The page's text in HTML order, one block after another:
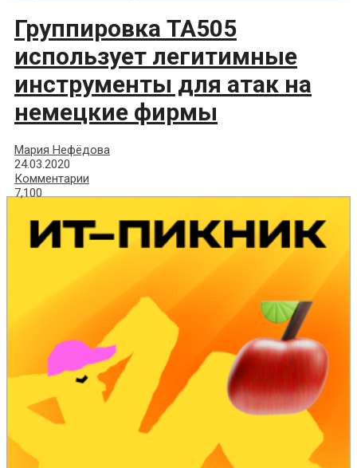
Группировка TA505
использует легитимные
инструменты для атак на
немецкие фирмы
Мария Нефёдова
24.03.2020
Комментарии
7,100